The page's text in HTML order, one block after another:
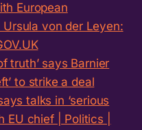
European
von der Leyen:
truth’ says Barnier
to strike a deal
talks in ‘serious
EU chief | Politics |